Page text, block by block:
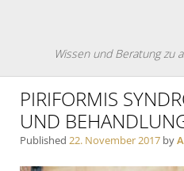
Wissen und Beratung zu
PIRIFORMIS
UND
Published 22. November 2017 by